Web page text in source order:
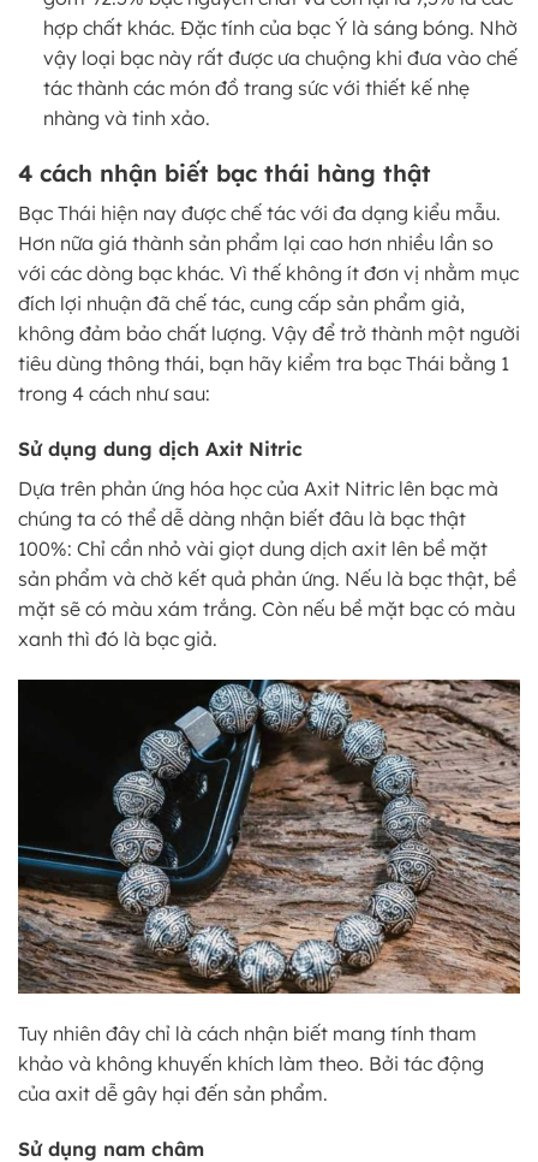
hợp chất khác. Đặc tính của bạc Ý là sáng bóng. Nhờ
vậy loại bạc này rất được ưa chuộng khi đưa vào chế
tác thành các món đồ trang sức với thiết kế nhẹ
nhàng và tinh xảo.
4 cách nhận biết bạc thái hàng thật
Bạc Thái hiện nay được chế tác với đa dạng kiểu mẫu.
Hơn nữa giá thành sản phẩm lại cao hơn nhiều lần so
với các dòng bạc khác. Vì thế không ít đơn vị nhằm mục
đích lợi nhuận đã chế tác, cung cấp sản phẩm giả,
không đảm bảo chất lượng. Vậy để trở thành một người
tiêu dùng thông thái, bạn hãy kiểm tra bạc Thái bằng 1
trong 4 cách như sau:
Sử dụng dung dịch Axit Nitric
Dựa trên phản ứng hóa học của Axit Nitric lên bạc mà
chúng ta có thể dễ dàng nhận biết đâu là bạc thật
100%: Chỉ cần nhỏ vài giọt dung dịch axit lên bề mặt
sản phẩm và chờ kết quả phản ứng. Nếu là bạc thật, bề
mặt sẽ có màu xám trắng. Còn nếu bề mặt bạc có màu
xanh thì đó là bạc giả.
Tuy nhiên đây chỉ là cách nhận biết mang tính tham
khảo và không khuyến khích làm theo. Bởi tác động
của axit dễ gây hại đến sản phẩm.
Sử dụng nam châm